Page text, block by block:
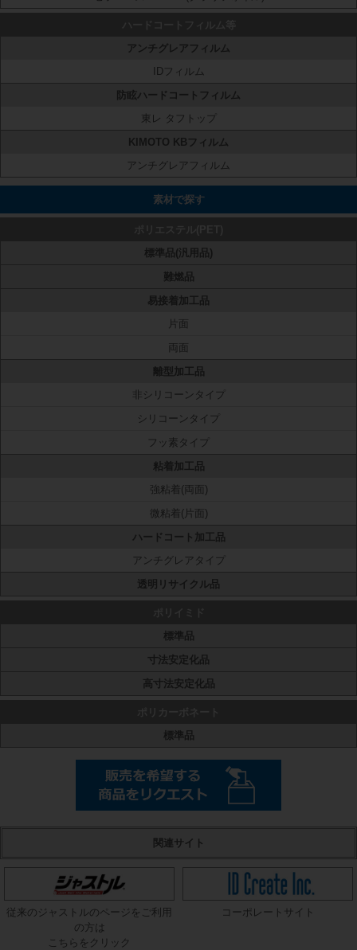
アンチグレアフィルム
IDフィルム
防眩ハードコートフィルム
東レ タフトップ
KIMOTO KBフィルム
アンチグレアフィルム
素材で探す
標準品(汎用品)
難燃品
易接着加工品
片面
両面
離型加工品
非シリコーンタイプ
シリコーンタイプ
フッ素タイプ
粘着加工品
強粘着(両面)
微粘着(片面)
ハードコート加工品
アンチグレアタイプ
透明リサイクル品
標準品
寸法安定化品
高寸法安定化品
標準品
関連サイト
従来のジャストルのページをご利用
の方は
こちらをクリック
コーポレートサイト